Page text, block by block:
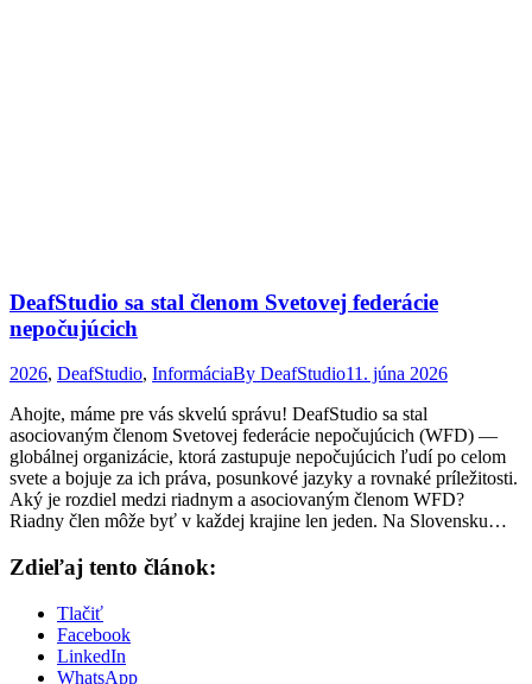
DeafStudio sa stal členom Svetovej federácie
nepočujúcich
2026, DeafStudio, InformáciaBy DeafStudio11. júna 2026
Ahojte, máme pre vás skvelú správu! DeafStudio sa stal
asociovaným členom Svetovej federácie nepočujúcich (WFD) —
globálnej organizácie, ktorá zastupuje nepočujúcich ľudí po celom
svete a bojuje za ich práva, posunkové jazyky a rovnaké príležitosti.
Aký je rozdiel medzi riadnym a asociovaným členom WFD?
Riadny člen môže byť v každej krajine len jeden. Na Slovensku…
Zdieľaj tento článok:
Tlačiť
Facebook
LinkedIn
WhatsApp